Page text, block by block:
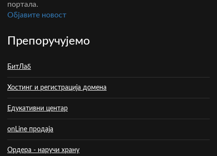
портала.
Oбјавите новост
Препоручујемо
БитЛаб
Хостинг и регистрација домена
Едукативни центар
onLine продаја
Ордера - наручи храну